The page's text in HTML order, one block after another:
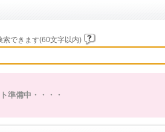
索できます(60文字以内)
準備中・・・・